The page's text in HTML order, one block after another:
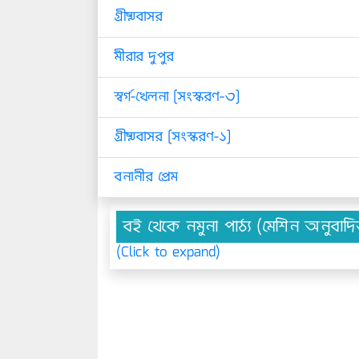
গ্রীষ্মবাসর
মীরার দুপুর
স্বর্গ-খেলনা [সংস্করণ-৩]
গ্রীষ্মবাসর [সংস্করণ-১]
বনানীর প্রেম
বই থেকে নমুনা পাঠ্য (মেশিন
(Click to expand)